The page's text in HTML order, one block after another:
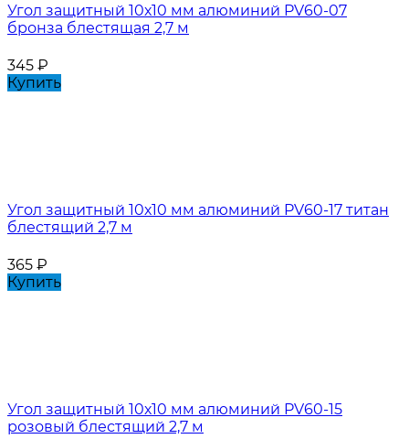
Угол защитный 10х10 мм алюминий PV60-07
бронза блестящая 2,7 м
345 ₽
Купить
Угол защитный 10х10 мм алюминий PV60-17 титан
блестящий 2,7 м
365 ₽
Купить
Угол защитный 10х10 мм алюминий PV60-15
розовый блестящий 2,7 м